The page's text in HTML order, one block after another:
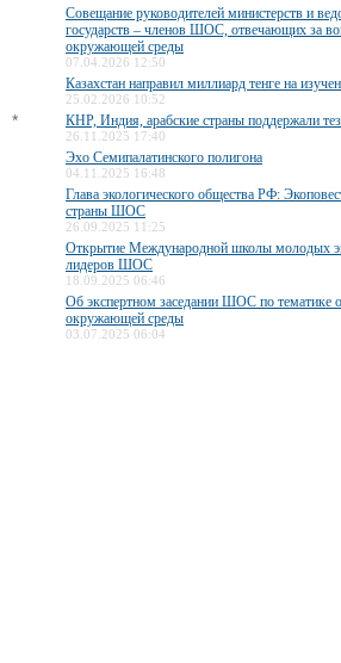
*
Совещание руководителей министерств и
государств – членов ШОС, отвечающих за
окружающей среды
07.04.2026 12:50
Казахстан направил миллиард тенге на
25.02.2026 10:52
КНР, Индия, арабские страны поддержали
26.11.2025 17:40
Эхо Семипалатинского полигона
04.11.2025 16:48
Глава экологического общества РФ:
страны ШОС
26.09.2025 11:25
Открытие Международной школы молодых
лидеров ШОС
18.09.2025 06:46
Об экспертном заседании ШОС по тематике
окружающей среды
03.07.2025 06:04